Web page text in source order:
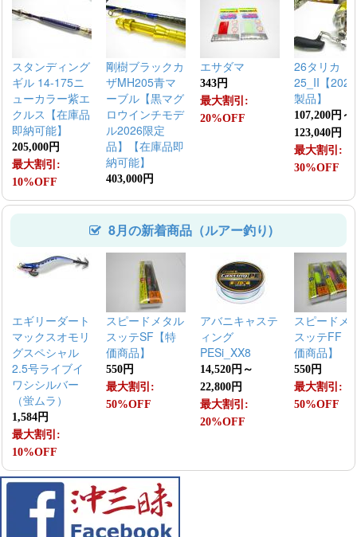
スタンディング
ギル 14-175ニ
ューカラー紫エ
クルス【在庫品
即納可能】
205,000円
最大割引:
10%OFF
剛樹ブラックカ
ザMH205青マ
ーブル【黒マグ
ロウインチモデ
ル2026限定
品】【在庫品即
納可能】
403,000円
エサダマ
343円
最大割引:
20%OFF
26タリカ
25_II【
製品】
107,200円～
123,040円
最大割引:
30%OFF
8月の新着商品（ルアー釣り)
エギリーダート
マックスオモリ
グスペシャル
2.5号ライブイ
ワシシルバー
（蛍ムラ）
1,584円
最大割引:
10%OFF
スピードメタル
スッテSF【特
価商品】
550円
最大割引:
50%OFF
アバニキャステ
ィング
PESi_XX8
14,520円～
22,800円
最大割引:
20%OFF
スピードメ
スッテFF【
価商品】
550円
最大割引:
50%OFF